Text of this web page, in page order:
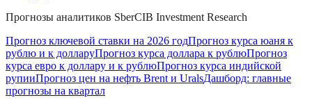
Прогнозы аналитиков SberCIB Investment Research
Прогноз ключевой ставки на 2026 годПрогноз курса юаня к
рублю и к долларуПрогноз курса доллара к рублюПрогноз
курса евро к доллару и к рублюПрогноз курса индийской
рупииПрогноз цен на нефть Brent и UralsДашборд: главные
прогнозы на квартал